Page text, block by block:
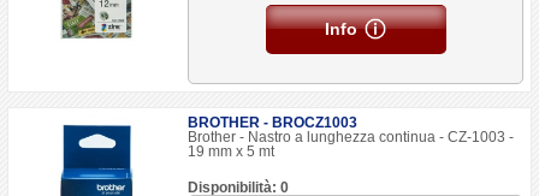
Info
BROTHER - BROCZ1003
Brother - Nastro a lunghezza continua - CZ-1003 -
19 mm x 5 mt
Disponibilità: 0